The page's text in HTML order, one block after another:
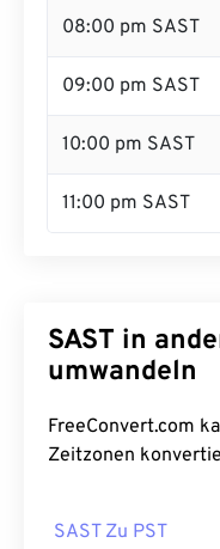
08:00 pm SAST
09:00 pm SAST
10:00 pm SAST
11:00 pm SAST
SAST in
umwandeln
FreeConvert.com
Zeitzonen
SAST Zu PST